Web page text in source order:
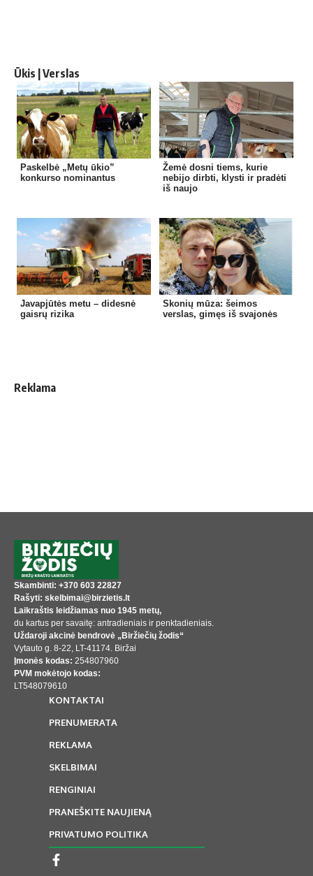
Ūkis | Verslas
Paskelbė „Metų ūkio”
konkurso nominantus
Žemė dosni tiems, kurie
nebijo dirbti, klysti ir pradėti
iš naujo
Javapjūtės metu – didesnė
gaisrų rizika
Skonių mūza: šeimos
verslas, gimęs iš svajonės
Reklama
Skambinti: +370 603 22827
Rašyti: skelbimai@birzietis.lt
Laikraštis leidžiamas nuo 1945 metų,
du kartus per savaitę: antradieniais ir penktadieniais.
Uždaroji akcinė bendrovė „Biržiečių žodis“
Vytauto g. 8-22, LT-41174. Biržai
Įmonės kodas: 254807960
PVM mokėtojo kodas:
LT548079610
KONTAKTAI
PRENUMERATA
REKLAMA
SKELBIMAI
RENGINIAI
PRANEŠKITE NAUJIENĄ
PRIVATUMO POLITIKA